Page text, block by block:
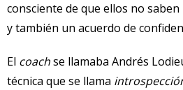
consciente de que ellos no
y también un acuerdo de
El coachse llamaba Andrés
técnica que se llama